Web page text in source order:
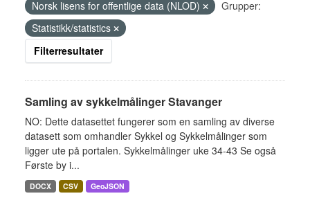
Norsk lisens for offentlige data (NLOD)
Grupper:
Statistikk/statistics
Filterresultater
Samling av sykkelmålinger Stavanger
NO: Dette datasettet fungerer som en samling av diverse
datasett som omhandler Sykkel og Sykkelmålinger som
ligger ute på portalen. Sykkelmålinger uke 34-43 Se også
Første by i...
DOCX CSV GeoJSON